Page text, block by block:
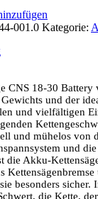
001.0 Kategorie:
CNS 18-30 Battery
und der
und vielfältigen
und mühelos von
und
die Akku-
besonders
die Kette,